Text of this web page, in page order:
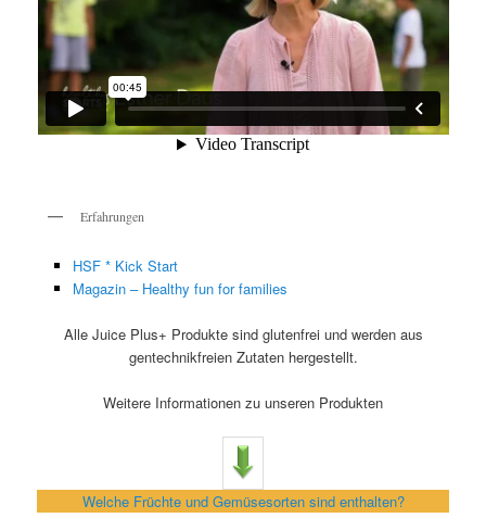
Erfahrungen
HSF * Kick Start
Magazin – Healthy fun for families
Alle Juice Plus+ Produkte sind glutenfrei und werden aus
gentechnikfreien Zutaten hergestellt.
Weitere Informationen zu unseren Produkten
Welche Früchte und Gemüsesorten sind enthalten?